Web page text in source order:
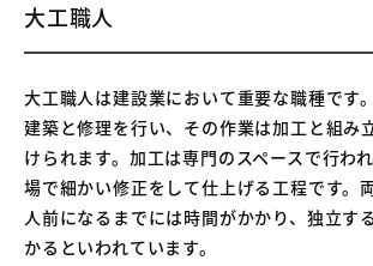
​大工職人
大工職人は建設業において重要な職種です
建築と修理を行い、その作業は加工と組み
けられます。加工は専門のスペースで行わ
場で細かい修正をして仕上げる工程です。
人前になるまでには時間がかかり、独立す
かるといわれています。